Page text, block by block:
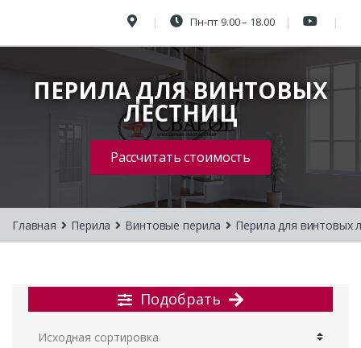
Пн-пт 9.00 – 18.00
ПЕРИЛА ДЛЯ ВИНТОВЫХ
ЛЕСТНИЦ
Рассчитать стоимость
Главная Перила Винтовые перила Перила для винтовых
Подобрать